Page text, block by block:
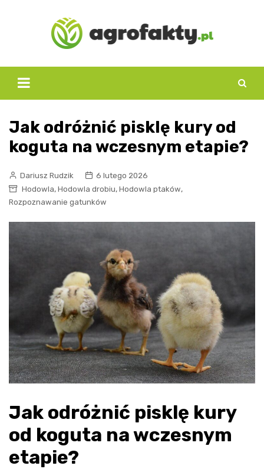
Jak odróżnić pisklę kury od
koguta na wczesnym etapie?
Dariusz Rudzik
6 lutego 2026
Hodowla, Hodowla drobiu, Hodowla ptaków,
Rozpoznawanie gatunków
Jak odróżnić pisklę kury
od koguta na wczesnym
etapie?